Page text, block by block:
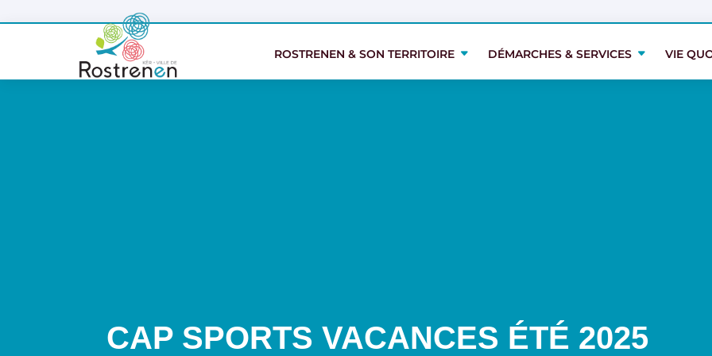
ROSTRENEN & SON TERRITOIRE DÉMARCHES & SERVICES VIE
ROSTRENEN & SON TERRITOIRE DÉMARCHES & SERVICES VIE
CAP SPORTS VACANCES ÉTÉ 2025